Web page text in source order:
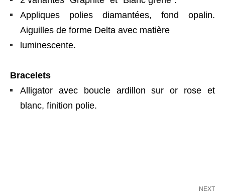
Appliques polies diamantées, fond opalin.
Aiguilles de forme Delta avec matière
luminescente.
Bracelets
Alligator avec boucle ardillon sur or rose et
blanc, finition polie.
NEXT